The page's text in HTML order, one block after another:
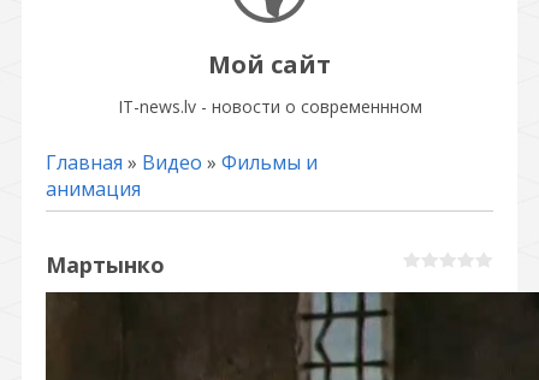
Мой сайт
IT-news.lv - новости о современнном
Главная » Видео » Фильмы и
анимация
Мартынко